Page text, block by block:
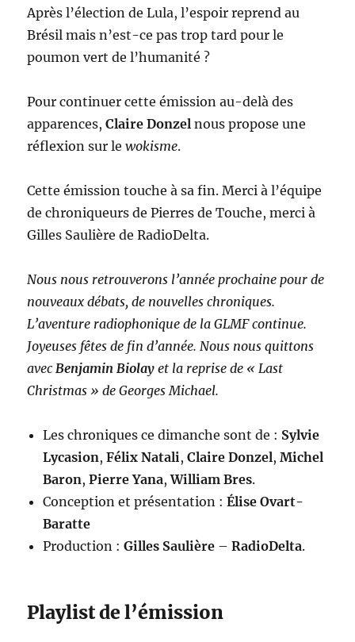
Après l’élection de Lula, l’espoir reprend au
Brésil mais n’est-ce pas trop tard pour le
poumon vert de l’humanité ?
Pour continuer cette émission au-delà des
apparences,Claire Donzel nous propose une
réflexion sur lewokisme.
Cette émission touche à sa fin. Merci à l’équipe
de chroniqueurs de Pierres de Touche, merci à
Gilles Saulière de RadioDelta.
Nous nous retrouverons l’année prochaine pour de
nouveaux débats, de nouvelles chroniques.
L’aventure radiophonique de la GLMF continue.
Joyeuses fêtes de fin d’année. Nous nous quittons
avecBenjamin Biolay et la reprise de « Last
Christmas » de Georges Michael.
Les chroniques ce dimanche sont de : Sylvie
Lycasion,Félix Natali,Claire Donzel,Michel
Baron,Pierre Yana,William Bres.
Conception et présentation :Élise Ovart-
Baratte
Production :Gilles Saulière –RadioDelta.
Playlist de l’émission